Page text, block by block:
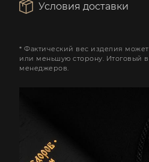
Условия доставки
* Фактический вес изделия
или меньшую сторону. Итоговый
менеджеров.